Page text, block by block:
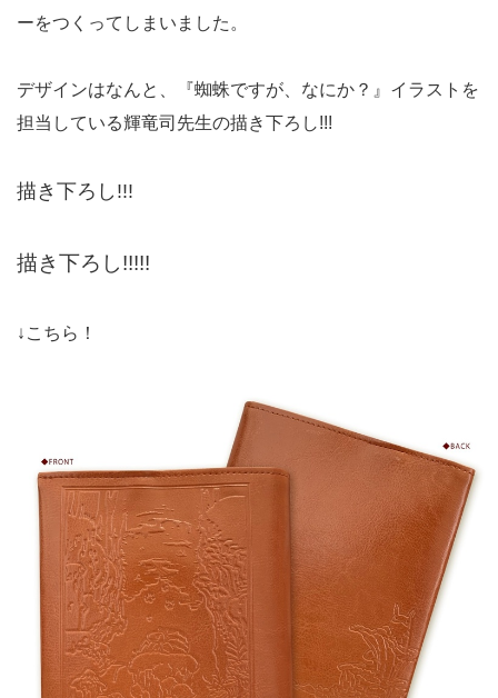
ーをつくってしまいました。
デザインはなんと、『蜘蛛ですが、なにか？』イラストを
担当している輝竜司先生の描き下ろし!!!
描き下ろし!!!
描き下ろし!!!!!
↓こちら！